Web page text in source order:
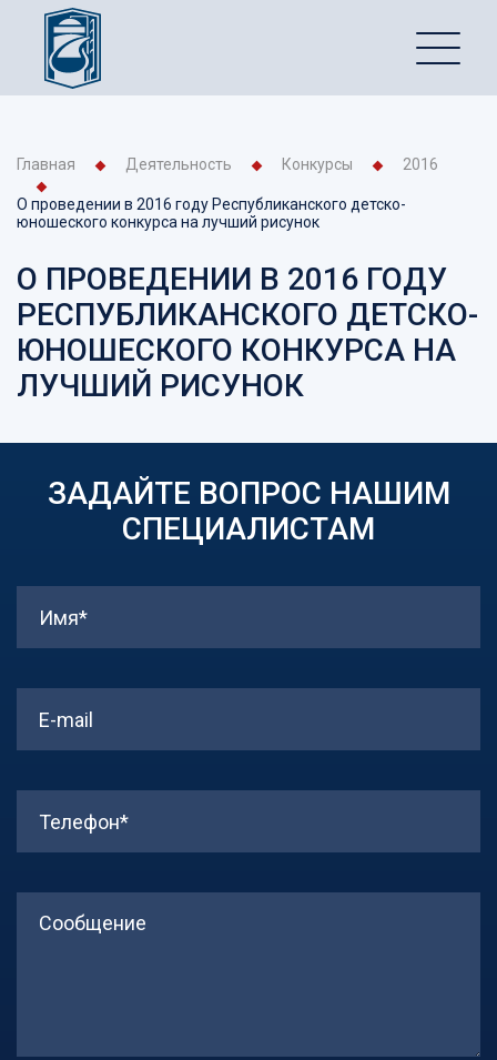
Главная Деятельность Конкурсы 2016
О проведении в 2016 году Республиканского детско-
юношеского конкурса на лучший рисунок
О ПРОВЕДЕНИИ В 2016 ГОДУ
РЕСПУБЛИКАНСКОГО ДЕТСКО-
ЮНОШЕСКОГО КОНКУРСА НА
ЛУЧШИЙ РИСУНОК
ЗАДАЙТЕ ВОПРОС НАШИМ
СПЕЦИАЛИСТАМ